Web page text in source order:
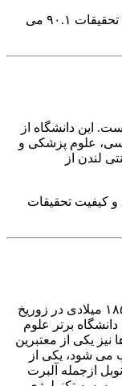
امتیاز کیفیت تدریس پرینستون ۸۵.۱ و کیفیت تحقیقات ۹۰.۱ می
این دانشگاه از
علوم پزشکی و
لندن از
امتیاز کیفیت تدریس کالج سلطنتی لندن ۸۳.۳ و کیفیت تحقیقات
موسسه تکنولوژی فدرال سوییس، درسال ۱۸۵۵ میلادی در زوریخ
شروع به فعالیت نمود. درحال حاضر در بین ۶ دانشگاه برتر علوم
یکی از معتبرین
می شود، یکی از
۲۳ برنده جایزه نوبل ازجمله آلبرت